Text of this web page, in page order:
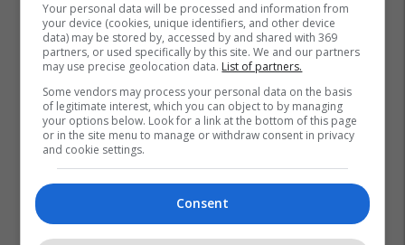
Your personal data will be processed and information from
your device (cookies, unique identifiers, and other device
data) may be stored by, accessed by and shared with 369
partners, or used specifically by this site. We and our partners
may use precise geolocation data. List of partners.
Some vendors may process your personal data on the basis
of legitimate interest, which you can object to by managing
your options below. Look for a link at the bottom of this page
or in the site menu to manage or withdraw consent in privacy
and cookie settings.
Consent